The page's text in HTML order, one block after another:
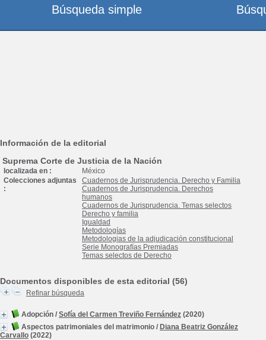
Información de la editorial
Suprema Corte de Justicia de la Nación
localizada en :
México
Colecciones adjuntas
:
Cuadernos de Jurisprudencia. Derecho y Familia
Cuadernos de Jurisprudencia. Derechos
humanos
Cuadernos de Jurisprudencia. Temas selectos
Derecho y familia
Igualdad
Metodologías
Metodologias de la adjudicación constitucional
Serie Monografías Premiadas
Temas selectos de Derecho
Documentos disponibles de esta editorial (56)
Refinar búsqueda
Adopción / Sofía del Carmen Treviño Fernández (2020)
Aspectos patrimoniales del matrimonio / Diana Beatriz González
Carvallo (2022)
Búsqueda simple